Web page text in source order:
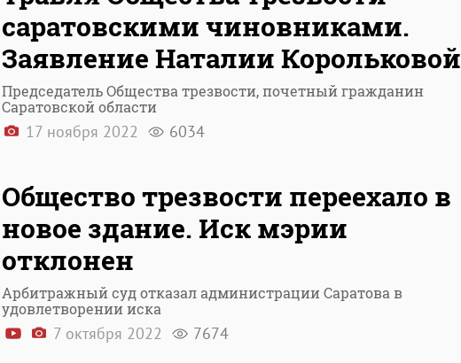
саратовскими чиновниками.
Заявление Наталии Корольковой
Председатель Общества трезвости, почетный гражданин
Саратовской области
17 ноября 2022 6034
Общество трезвости переехало в
новое здание. Иск мэрии
отклонен
Арбитражный суд отказал администрации Саратова в
удовлетворении иска
7 октября 2022 7674